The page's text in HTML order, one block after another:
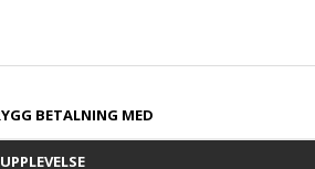
BETALNING MED​